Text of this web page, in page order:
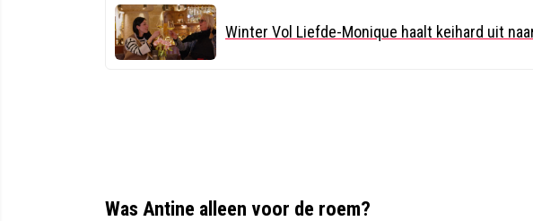
Winter Vol Liefde-Monique haalt keihard uit
Was Antine alleen voor de roem?